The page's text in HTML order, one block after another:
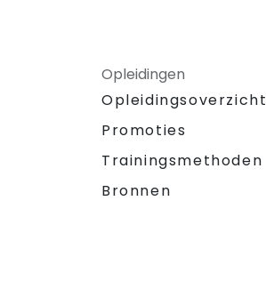
Opleidingen
Opleidingsoverzicht
Promoties
Trainingsmethoden
Bronnen